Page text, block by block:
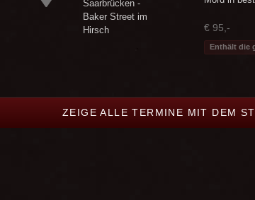
Saarbrücken -
Baker Street im
Hirsch
€ 95,-
Enthält die
ZEIGE ALLE TERMINE MIT DEM